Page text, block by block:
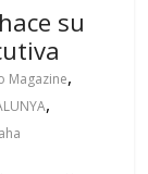
su
Magazine,
,